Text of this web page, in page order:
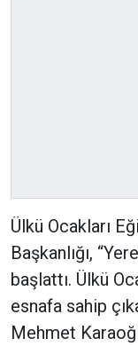
Ülkü Ocakları
Başkanlığı,
başlattı. Ülkü
esnafa sahip
Mehmet